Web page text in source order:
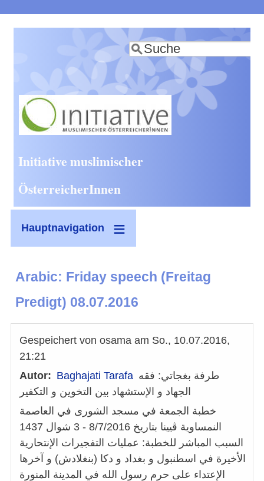
zum
Inhalt
Suche
Initiative muslimischer
ÖsterreicherInnen
Hauptnavigation
Arabic: Friday speech (Freitag
Predigt) 08.07.2016
Gespeichert von osama am So., 10.07.2016,
21:21
Autor
Baghajati Tarafa طرفة بغجاتي: فقه
الجهاد و الإستشهاد بين التخوين و التكفير
خطبة الجمعة في مسجد الشورى في العاصمة
النمساوية ڤيينا بتاريخ 8/7/2016 - 3 شوال 1437
السبب المباشر للخطبة: عمليات التفجيرات الإنتحارية
الأخيرة في اسطنبول و بغداد و دكا (بنغلادش) و آخرها
الإعتداء على حرم رسول الله في المدينة المنورة